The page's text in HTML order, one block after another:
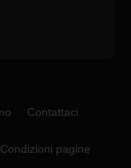
Contattaci
Condizioni pagine